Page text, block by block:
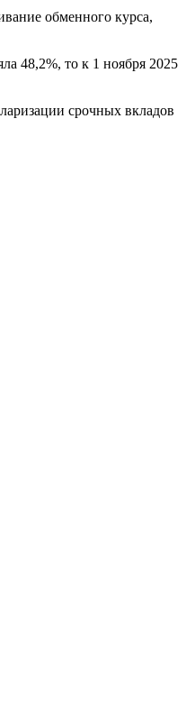
обменного курса,
48,2%, то к 1 ноября 2025
срочных вкладов